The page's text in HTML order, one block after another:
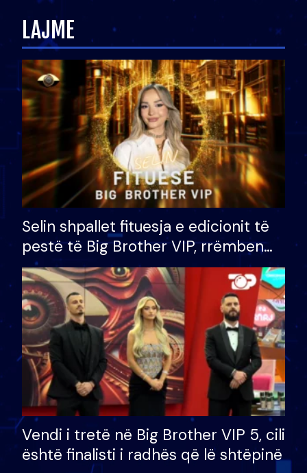
LAJME
Selin shpallet fituesja e edicionit të
pestë të Big Brother VIP, rrëmben
çmimin e madh prej 100 mijë eurosh
Vendi i tretë në Big Brother VIP 5, cili
është finalisti i radhës që lë shtëpinë